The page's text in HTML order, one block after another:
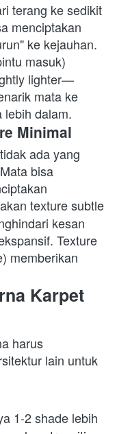
terang ke sedikit
menciptakan
masuk)
lighter—
mata ke
lebih dalam.
Minimal
ada yang
bisa
texture subtle
kesan
Texture
memberikan
Karpet
harus
lain untuk
1-2 shade lebih